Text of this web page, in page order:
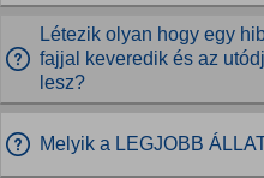
Létezik olyan hogy egy
fajjal keveredik és az
lesz?
Melyik a LEGJOBB